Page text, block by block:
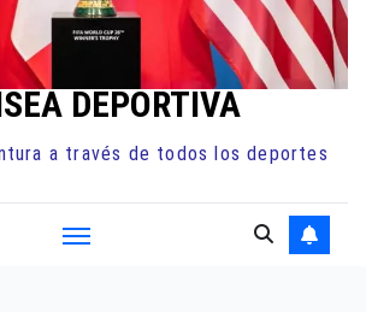
DEPORTIVA
a través de todos los deportes